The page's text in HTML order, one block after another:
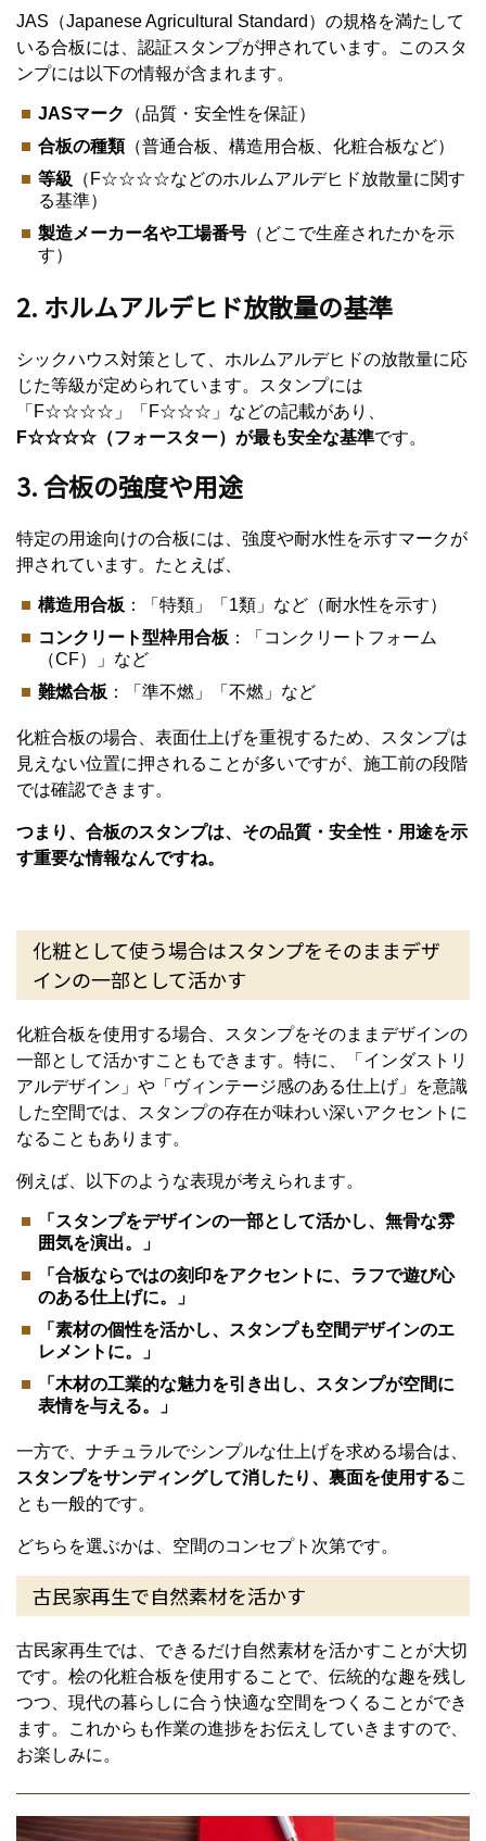
JAS（Japanese Agricultural Standard）の規格を満たして
いる合板には、認証スタンプが押されています。このスタ
ンプには以下の情報が含まれます。
JASマーク
（品質・安全性を保証）
合板の種類（普通合板、構造用合板、化粧合板など）
等級 （F☆☆☆☆などのホルムアルデヒド放散量に関す
る基準）
製造メーカー名や工場番号 （どこで生産されたかを示
す）
2. ホルムアルデヒド放散量の基準
シックハウス対策として、ホルムアルデヒドの放散量に応
じた等級が定められています。スタンプには
「F☆☆☆☆」「F☆☆☆」などの記載があり、
F☆☆☆☆（フォースター）が最も安全な基準です。
3. 合板の強度や用途
特定の用途向けの合板には、強度や耐水性を示すマークが
押されています。たとえば、
構造用合板 ：「特類」「1類」など（耐水性を示す）
コンクリート型枠用合板 ：「コンクリートフォーム
（CF）」など
難燃合板 ：「準不燃」「不燃」など
化粧合板の場合、表面仕上げを重視するため、スタンプは
見えない位置に押されることが多いですが、施工前の段階
では確認できます。
つまり、合板のスタンプは、その品質・安全性・用途を示
す重要な情報なんですね。
化粧として使う場合はスタンプをそのままデザ
インの一部として活かす
化粧合板を使用する場合、スタンプをそのままデザインの
一部として活かすこともできます。特に、「インダストリ
アルデザイン」や「ヴィンテージ感のある仕上げ」を意識
した空間では、スタンプの存在が味わい深いアクセントに
なることもあります。
例えば、以下のような表現が考えられます。
「スタンプをデザインの一部として活かし、無骨な雰
囲気を演出。」
「合板ならではの刻印をアクセントに、ラフで遊び心
のある仕上げに。」
「素材の個性を活かし、スタンプも空間デザインのエ
レメントに。」
「木材の工業的な魅力を引き出し、スタンプが空間に
表情を与える。」
一方で、ナチュラルでシンプルな仕上げを求める場合は、
スタンプをサンディングして消したり、裏面を使用するこ
とも一般的です。
どちらを選ぶかは、空間のコンセプト次第です。
古民家再生で自然素材を活かす
古民家再生では、できるだけ自然素材を活かすことが大切
です。桧の化粧合板を使用することで、伝統的な趣を残し
つつ、現代の暮らしに合う快適な空間をつくることができ
ます。これからも作業の進捗をお伝えしていきますので、
お楽しみに。